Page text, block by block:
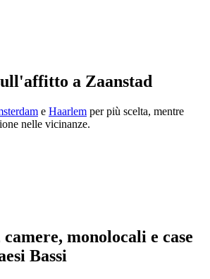
a Zaanstad
e Haarlem per più scelta, mentre
nelle vicinanze.
monolocali e case
Bassi